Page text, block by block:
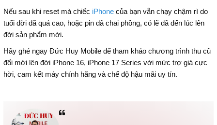
Nếu sau khi reset mà chiếc iPhonecủa bạn vẫn chạy chậm rì do
tuổi đời đã quá cao, hoặc pin đã chai phồng, có lẽ đã đến lúc lên
đời sản phẩm mới.
Hãy ghé ngay Đức Huy Mobile để tham khảo chương trình thu cũ
đổi mới lên đời iPhone 16, iPhone 17 Series với mức trợ giá cực
hời, cam kết máy chính hãng và chế độ hậu mãi uy tín.